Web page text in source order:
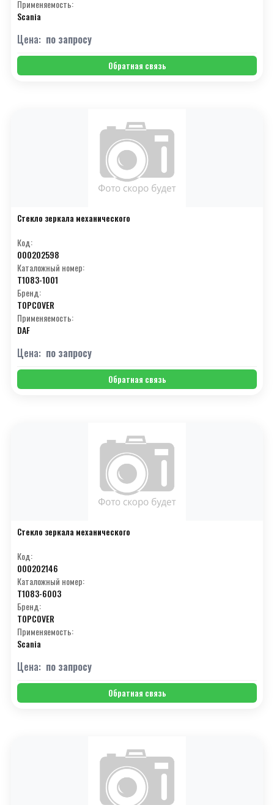
Применяемость:
Scania
Цена: по запросу
Обратная связь
Стекло зеркала механического
Код:
000202598
Каталожный номер:
T1083-1001
Бренд:
TOPCOVER
Применяемость:
DAF
Цена: по запросу
Обратная связь
Стекло зеркала механического
Код:
000202146
Каталожный номер:
T1083-6003
Бренд:
TOPCOVER
Применяемость:
Scania
Цена: по запросу
Обратная связь